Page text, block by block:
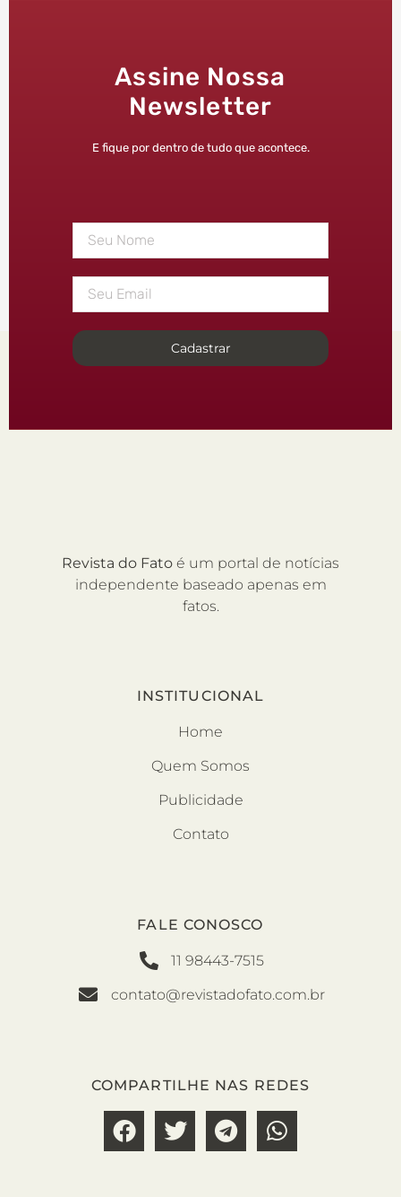
Assine Nossa
Newsletter
E fique por dentro de tudo que acontece.
Cadastrar
Revista do Fato é um portal de notícias
independente baseado apenas em
fatos.
INSTITUCIONAL
Home
Quem Somos
Publicidade
Contato
FALE CONOSCO
11 98443-7515
contato@revistadofato.com.br
COMPARTILHE NAS REDES